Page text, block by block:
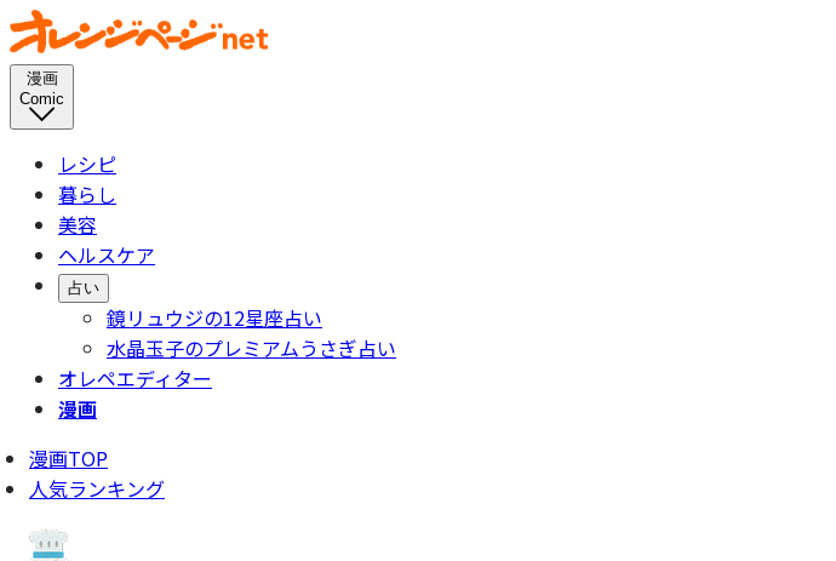
漫画
Comic
レシピ
暮らし
美容
ヘルスケア
占い
鏡リュウジの12星座占い
水晶玉子のプレミアムうさぎ占い
オレペエディター
漫画
漫画TOP
人気ランキング